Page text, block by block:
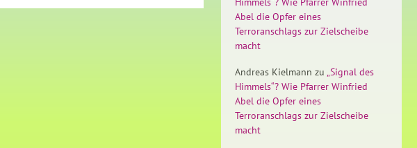
Abel die Opfer eines
Terroranschlags zur Zielscheibe
macht
Andreas Kielmann zu „Signal des
Himmels“? Wie Pfarrer Winfried
Abel die Opfer eines
Terroranschlags zur Zielscheibe
macht